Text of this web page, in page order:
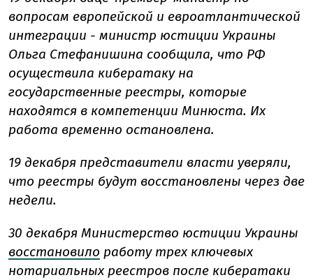
вопросам европейской и евроатлантической
интеграции - министр юстиции Украины
Ольга Стефанишина сообщила, что РФ
осуществила кибератаку на
государственные реестры, которые
находятся в компетенции Минюста. Их
работа временно остановлена.
19 декабря представители власти уверяли,
что реестры будут восстановлены через две
недели.
30 декабря Министерство юстиции Украины
восстановило работу трех ключевых
нотариальных реестров после кибератаки